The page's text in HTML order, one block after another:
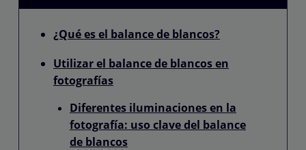
¿Qué es el balance de blancos?
Utilizar el balance de blancos en
fotografías
Diferentes iluminaciones en la
fotografía: uso clave del balance
de blancos